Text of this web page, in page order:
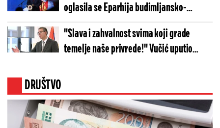
oglasila se Eparhija budimljansko-
nikšička: "Izraz duboke zahvalnosti"
"Slava i zahvalnost svima koji grade
temelje naše privrede!" Vučić uputio
DRUŠTVO